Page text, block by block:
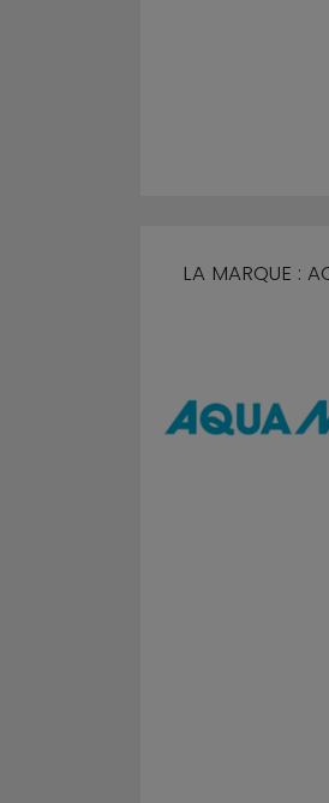
LA MARQUE :